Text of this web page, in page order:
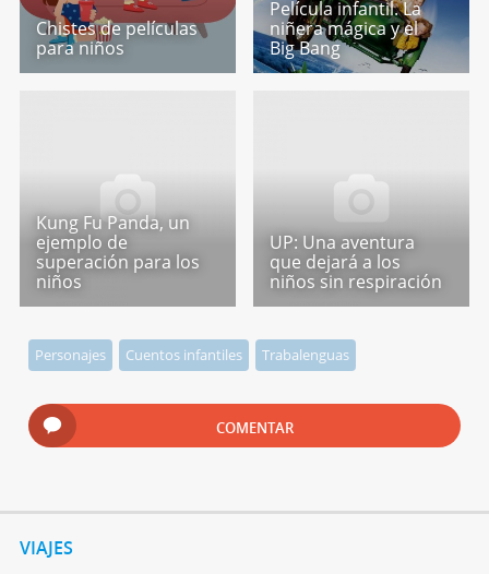
Chistes de películas
para niños
Película infantil. La
niñera mágica y el
Big Bang
Kung Fu Panda, un
ejemplo de
superación para los
niños
UP: Una aventura
que dejará a los
niños sin respiración
Personajes Cuentos infantiles Trabalenguas
COMENTAR
VIAJES